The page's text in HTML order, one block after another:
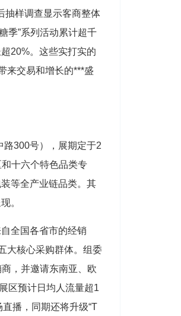
抽样调查显示客商整体
季”系列活动累计超千
20%。这些实打实的
来交易和增长的***盛
300号），展期定于2
十六个特色品类专
等全产业链品类。其
。
全国各省市的经销
大核心采购群体。组委
，并邀请东南亚、欧
区预计日均人流量超1
播，同期还将升级“T